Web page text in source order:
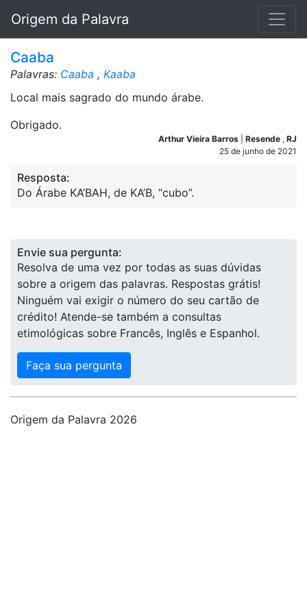
Origem da Palavra
Caaba
Palavras: Caaba , Kaaba
Local mais sagrado do mundo árabe.
Obrigado.
Arthur Vieira Barros Resende , RJ
25 de junho de 2021
Resposta:
Do Árabe KA’BAH, de KA’B, “cubo”.
Envie sua pergunta:
Resolva de uma vez por todas as suas dúvidas
sobre a origem das palavras. Respostas grátis!
Ninguém vai exigir o número do seu cartão de
crédito! Atende-se também a consultas
etimológicas sobre Francês, Inglês e Espanhol.
Faça sua pergunta
Origem da Palavra 2026